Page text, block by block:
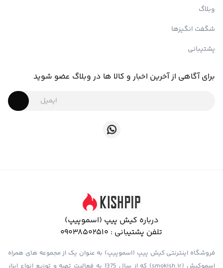
وبلاگ
شگفت انگیزها
پشتیبانی
برای آگاهی از آخرین اخبار و کالا ها در وبلاگ عضو شوید
درباره کیش پیپ (اسموپیپ)
تلفن پشتیبانی : 09038502510
فروشگاه اینترنتی کیش پیپ (اسموپیپ) به عنوان یک از مجموعه های همراه
اسموکیش (smokish.ir) که از سال 1375 به فعالیت تهیه و توزیع انواع ابزار